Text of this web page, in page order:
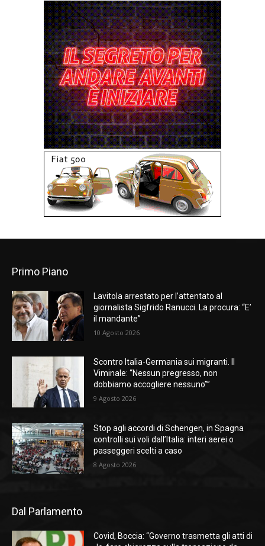
Primo Piano
Lavitola arrestato per l’attentato al
giornalista Sigfrido Ranucci. La procura: “E’
il mandante”
10 Agosto 2026
Scontro Italia-Germania sui migranti. Il
Viminale: “Nessun pregresso, non
dobbiamo accogliere nessuno””
9 Agosto 2026
Stop agli accordi di Schengen, in Spagna
controlli sui voli dall’Italia: interi aerei o
passeggeri scelti a caso
8 Agosto 2026
Dal Parlamento
Covid, Boccia: “Governo trasmetta gli atti di